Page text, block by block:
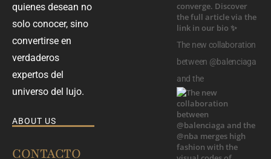
quienes desean no
solo conocer, sino
convertirse en
verdaderos
expertos del
universo del lujo.
ABOUT US
CONTACTO
The new collaboration
between @balenciaga
and the